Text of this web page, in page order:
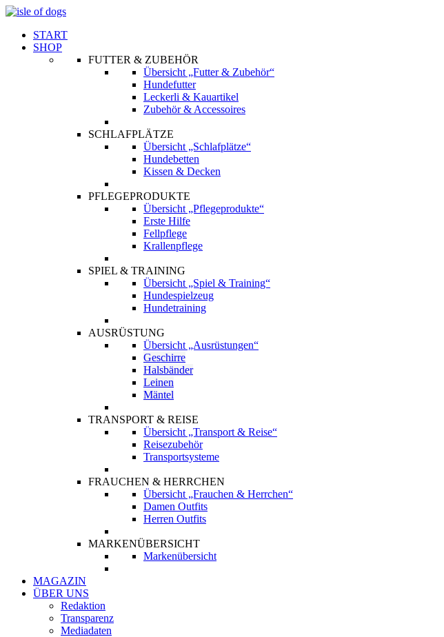
START
SHOP
FUTTER & ZUBEHÖR
Übersicht „Futter & Zubehör“
Hundefutter
Leckerli & Kauartikel
Zubehör & Accessoires
SCHLAFPLÄTZE
Übersicht „Schlafplätze“
Hundebetten
Kissen & Decken
PFLEGEPRODUKTE
Übersicht „Pflegeprodukte“
Erste Hilfe
Fellpflege
Krallenpflege
SPIEL & TRAINING
Übersicht „Spiel & Training“
Hundespielzeug
Hundetraining
AUSRÜSTUNG
Übersicht „Ausrüstungen“
Geschirre
Halsbänder
Leinen
Mäntel
TRANSPORT & REISE
Übersicht „Transport & Reise“
Reisezubehör
Transportsysteme
FRAUCHEN & HERRCHEN
Übersicht „Frauchen & Herrchen“
Damen Outfits
Herren Outfits
MARKENÜBERSICHT
Markenübersicht
MAGAZIN
ÜBER UNS
Redaktion
Transparenz
Mediadaten